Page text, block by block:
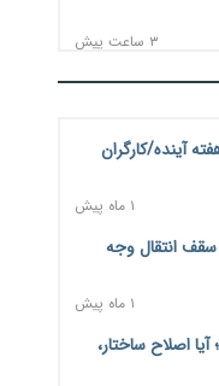
۳ ساعت پیش
در انتظار تصمیم
۳ ساعت پیش
قیمت و
۳ ساعت پیش
استاندارد به
مدیریت پیش از
آینده/کارگران
۱ ماه پیش
سقف انتقال وجه
۱ ماه پیش
اصلاح ساختار،